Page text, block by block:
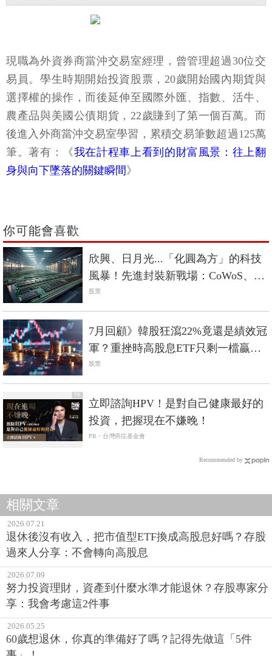
現職為外資券商當沖交易室經理，曾管理超過30位交
易員。學生時期開始投資股票，20歲開始國內期貨與
選擇權的操作，而後延伸至國際外匯、指數、活牛、
農產品與美國公債期貨，22歲賺到了第一個百萬。而
後進入外商當沖交易室學習，累積交易筆數超過125萬
筆。著有：《我在計程車上看到的財富風景：往上翻
身與向下墜落的關鍵瞬間 》
你可能會喜歡
欣興、日月光...「化圓為方」的科技
風暴！先進封裝新戰場：CoWoS、
CoPoS、CoWoP誰勝出？
股票
7月回顧》韓股狂瀉22%竟還是績效冠
軍？重挫時高股息ETF只剩一檔贏過
0050
股票
PR
立即諮詢HPV！是對自己健康最好的
投資，把握現在不嫌晚！
PR・台灣癌症基金會
Recommended by
相關文章
2026.07.21
退休後沒有收入，把市值型ETF換成高股息好嗎？存股
過來人分享：不會轉向高股息
2026.07.09
努力投資理財，資產到什麼水準才能退休？存股專家分
享：我會考慮這2件事
2026.05.25
60歲想退休，你真的準備好了嗎？記得先做這「5件